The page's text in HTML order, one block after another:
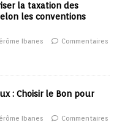
la taxation des
les conventions
Ibanes
Commentaires
: Choisir le Bon pour
Ibanes
Commentaires